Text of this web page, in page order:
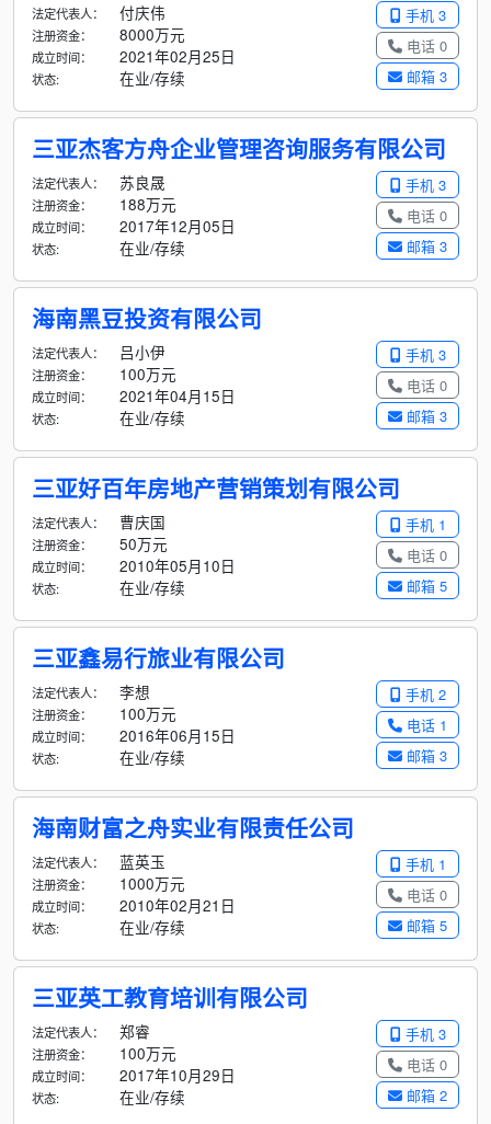
手机 3
电话 0
邮箱 3
法定代表人： 付庆伟
注册资金： 8000万元
成立时间： 2021年02月25日
状态: 在业/存续
三亚杰客方舟企业管理咨询服务有限公司
手机 3
电话 0
邮箱 3
法定代表人： 苏良晟
注册资金： 188万元
成立时间： 2017年12月05日
状态: 在业/存续
海南黑豆投资有限公司
手机 3
电话 0
邮箱 3
法定代表人： 吕小伊
注册资金： 100万元
成立时间： 2021年04月15日
状态: 在业/存续
三亚好百年房地产营销策划有限公司
手机 1
电话 0
邮箱 5
法定代表人： 曹庆国
注册资金： 50万元
成立时间： 2010年05月10日
状态: 在业/存续
三亚鑫易行旅业有限公司
手机 2
电话 1
邮箱 3
法定代表人： 李想
注册资金： 100万元
成立时间： 2016年06月15日
状态: 在业/存续
海南财富之舟实业有限责任公司
手机 1
电话 0
邮箱 5
法定代表人： 蓝英玉
注册资金： 1000万元
成立时间： 2010年02月21日
状态: 在业/存续
三亚英工教育培训有限公司
手机 3
电话 0
邮箱 2
法定代表人： 郑睿
注册资金： 100万元
成立时间： 2017年10月29日
状态: 在业/存续